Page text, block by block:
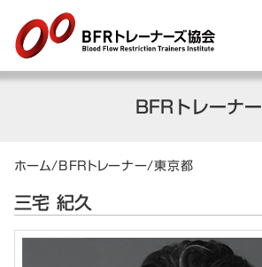
BFRトレーナー
ホーム/BFRトレーナー/東京都
三宅 紀久